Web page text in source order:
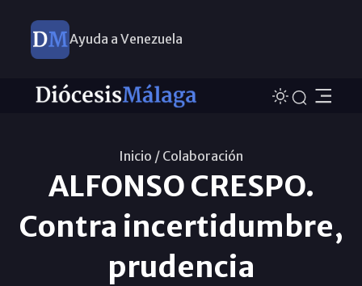
Ayuda a Venezuela
Inicio / Colaboración
ALFONSO CRESPO.
Contra incertidumbre,
prudencia